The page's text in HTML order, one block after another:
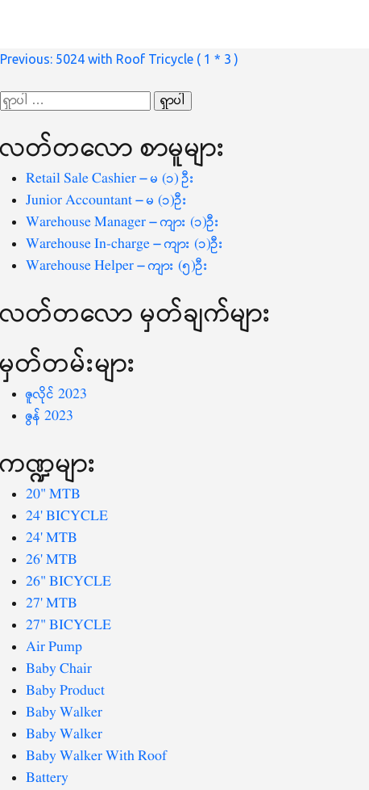
စာမူ
လမ်းကြောင်း
Previous: 5024 with Roof Tricycle ( 1 * 3 )
ရှာ
စကားလုံး
လတ်တ‌လော စာမူများ
Retail Sale Cashier – မ (၁) ဦး
Junior Accountant – မ (၁)ဦး
Warehouse Manager – ကျား (၁)ဦး
Warehouse In-charge – ကျား (၁)ဦး
Warehouse Helper – ကျား (၅)ဦး
လတ်တ‌လော မှတ်ချက်များ
မှတ်တမ်းများ
ဇူလိုင် 2023
ဇွန် 2023
ကဏ္ဍများ
20" MTB
24' BICYCLE
24' MTB
26' MTB
26" BICYCLE
27' MTB
27" BICYCLE
Air Pump
Baby Chair
Baby Product
Baby Walker
Baby Walker
Baby Walker With Roof
Battery